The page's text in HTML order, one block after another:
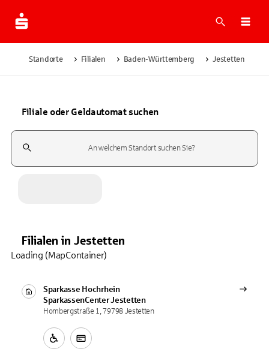
Suche
Standorte Filialen Baden-Württemberg Jestetten
Filiale oder Geldautomat suchen
Suchfeld
Filialen in Jestetten
Sparkasse Hochrhein
SparkassenCenterJestetten
Hombergstraße 1, 79798 Jestetten
Loading (MapContainer)